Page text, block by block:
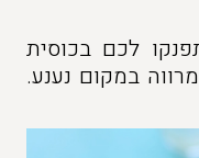
לכם בכוסית
במקום נענע.